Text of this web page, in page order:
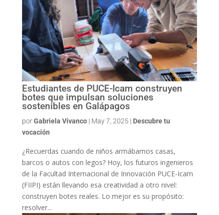
Estudiantes de PUCE-Icam construyen
botes que impulsan soluciones
sostenibles en Galápagos
porGabriela Vivanco| May 7, 2025 | Descubre tu
vocación
¿Recuerdas cuando de niños armábamos casas,
barcos o autos con legos? Hoy, los futuros ingenieros
de la Facultad Internacional de Innovación PUCE-Icam
(FIIPI) están llevando esa creatividad a otro nivel:
construyen botes reales. Lo mejor es su propósito:
resolver...